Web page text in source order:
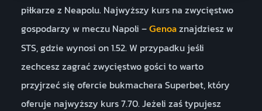
piłkarze z Neapolu. Najwyższy kurs na zwycięstwo
gospodarzy w meczu Napoli – Genoaznajdziesz w
STS, gdzie wynosi on 1.52. W przypadku jeśli
zechcesz zagrać zwycięstwo gości to warto
przyjrzeć się ofercie bukmachera Superbet, który
oferuje najwyższy kurs 7.70. Jeżeli zaś typujesz